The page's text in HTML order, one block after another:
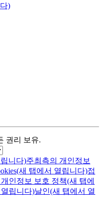
)
권리 보유.
니다)주최측의 개인정보
(새 탭에서 열립니다)접
인정보 보호 정책(새 탭에
립니다)날인(새 탭에서 열